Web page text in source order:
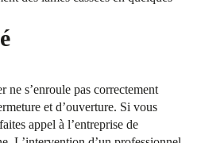
s’enroule pas correctement
et d’ouverture. Si vous
appel à l’entreprise de